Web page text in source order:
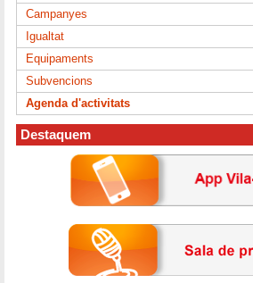
Campanyes
Igualtat
Equipaments
Subvencions
Agenda d'activitats
Destaquem